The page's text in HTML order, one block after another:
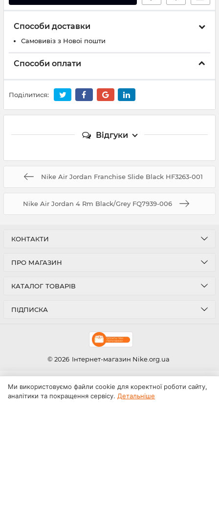
Способи доставки
Самовивіз з Нової пошти
Способи оплати
Поділитися:
Відгуки
Nike Air Jordan Franchise Slide Black HF3263-001
Nike Air Jordan 4 Rm Black/Grey FQ7939-006
КОНТАКТИ
ПРО МАГАЗИН
КАТАЛОГ ТОВАРІВ
ПІДПИСКА
© 2026 Інтернет-магазин Nike.org.ua
Ми використовуємо файли cookie для коректної роботи сайту,
аналітики та покращення сервісу. Детальніше